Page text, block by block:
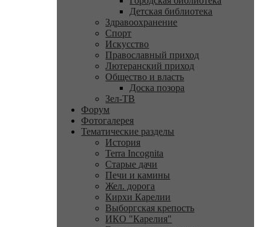
Детская библиотека
Здравоохранение
Спорт
Искусство
Православный приход
Лютеранский приход
Общество и власть
Доска позора
Зел-ТВ
Форум
Фотогалерея
Тематические разделы
История
Terra Incognita
Старые дачи
Печи и камины
Жел. дорога
Кирхи Карелии
Выборгская крепость
ИКО "Карелия"